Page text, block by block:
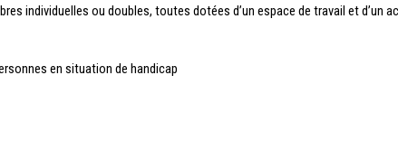
individuelles ou doubles, toutes dotées d’un espace de travail et d’un
en situation de handicap